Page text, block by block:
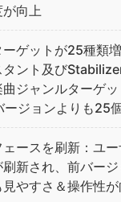
向上
ーゲットが25種類
タント及び
ジャンルターゲ
ージョンよりも25
ースを刷新：ユ
新され、前バー
やすさ＆操作性が